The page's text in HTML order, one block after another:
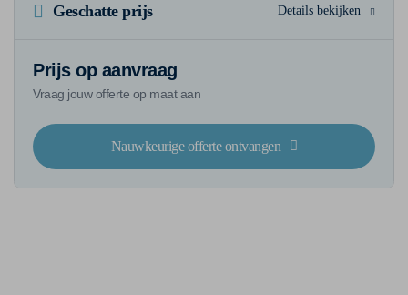
Geschatte prijs Details bekijken
Prijs op aanvraag
Vraag jouw offerte op maat aan
Nauwkeurige offerte ontvangen